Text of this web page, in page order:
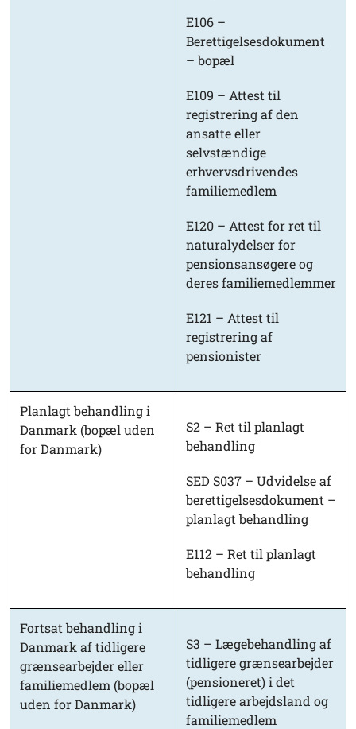
E106 –
Berettigelsesdokument
– bopæl
E109 – Attest til
registrering af den
ansatte eller
selvstændige
erhvervsdrivendes
familiemedlem
E120 – Attest for ret til
naturalydelser for
pensionsansøgere og
deres familiemedlemmer
E121 – Attest til
registrering af
pensionister
Planlagt behandling i
Danmark (bopæl uden
for Danmark)
S2 – Ret til planlagt
behandling
SED S037 – Udvidelse af
berettigelsesdokument –
planlagt behandling
E112 – Ret til planlagt
behandling
Fortsat behandling i
Danmark af tidligere
grænsearbejder eller
familiemedlem (bopæl
uden for Danmark)
S3 – Lægebehandling af
tidligere grænsearbejder
(pensioneret) i det
tidligere arbejdsland og
familiemedlem